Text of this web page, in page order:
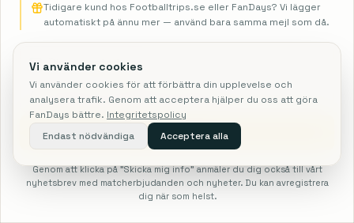
7 056 SEK 4 482 SEK 8 792 SEK
Manchester City
4. sep. 2026 – 6. sep. 2026 2 nätter PREMIER LEAGUE
FLYG + BILJETT
6 339 SEK
HOTELL + BILJETT
3 683 SEK
PREMIUMPAKET
9 560 SEK
Tidigare kund hos Footballtrips.se eller FanDays? Vi lägger
automatiskt på ännu mer — använd bara samma mejl som då.
Skicka mig info
Genom att klicka på "Skicka mig info" anmäler du dig också till vårt
nyhetsbrev med matcherbjudanden och nyheter. Du kan avregistrera
dig när som helst.
Vi använder cookies
Vi använder cookies för att förbättra din upplevelse och
analysera trafik. Genom att acceptera hjälper du oss att göra
FanDays bättre. Integritetspolicy
Endast nödvändiga
Acceptera alla